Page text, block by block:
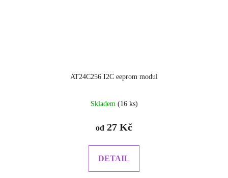
AT24C256 I2C eeprom modul
Skladem (16 ks)
od 27 Kč
DETAIL